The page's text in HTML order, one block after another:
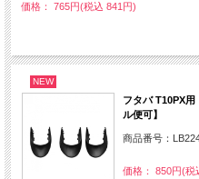
価格： 765円(税込 841円)
NEW
フタバ T10PX
ル便可】
商品番号：
価格： 850円(税